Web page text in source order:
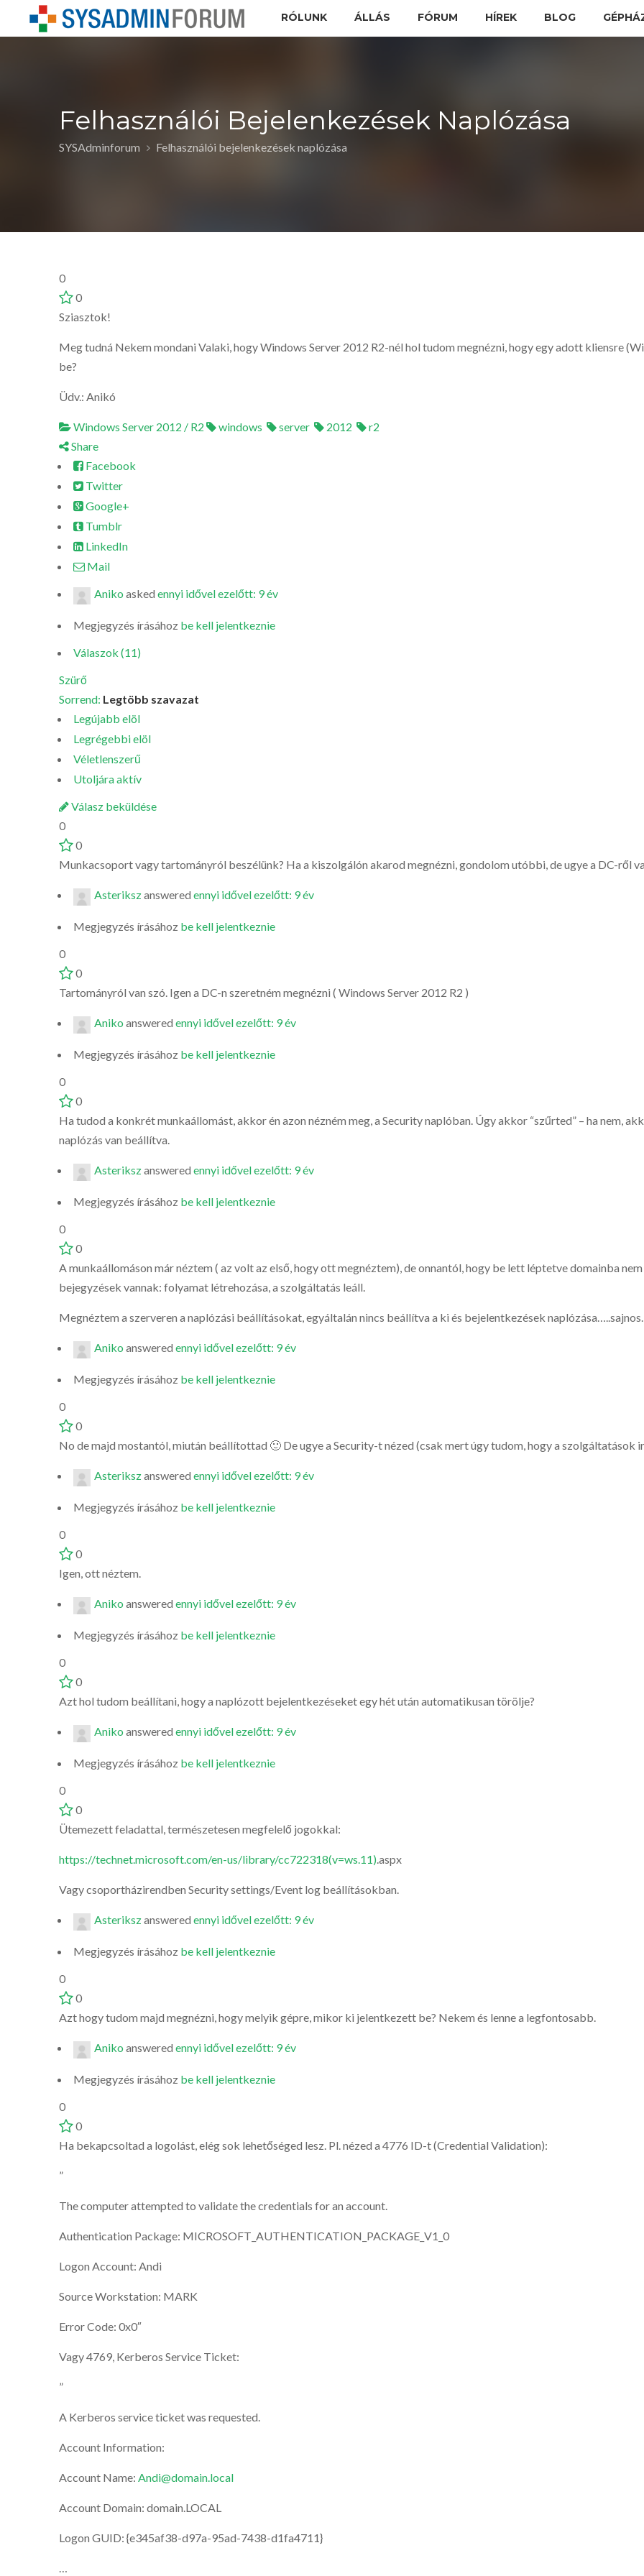
RÓLUNK ÁLLÁS FÓRUM HÍREK BLOG
Felhasználói Bejelenkezések Naplózása
SYSAdminforum Felhasználói bejelenkezések naplózása
0
0
Sziasztok!
Meg tudná Nekem mondani Valaki, hogy Windows Server 2012 R2-nél hol tudom megnézni, hogy egy adott kliensre
be?
Üdv.: Anikó
Windows Server 2012 / R2 windows server 2012
r2
Share
Facebook
Twitter
Google+
Tumblr
LinkedIn
Mail
Aniko asked ennyi idővel ezelőtt: 9 év
Megjegyzés írásához be kell jelentkeznie
Válaszok (11)
Szürő
Sorrend: Legtöbb szavazat
Legújabb elöl
Legrégebbi elöl
Véletlenszerű
Utoljára aktív
Válasz beküldése
0
0
Munkacsoport vagy tartományról beszélünk? Ha a kiszolgálón akarod megnézni, gondolom utóbbi, de ugye a DC-ről
Asterikszanswered ennyi idővel ezelőtt: 9 év
Megjegyzés írásához be kell jelentkeznie
0
0
Tartományról van szó. Igen a DC-n szeretném megnézni ( Windows Server 2012 R2 )
Aniko answered ennyi idővel ezelőtt: 9 év
Megjegyzés írásához be kell jelentkeznie
0
0
Ha tudod a konkrét munkaállomást, akkor én azon nézném meg, a Security naplóban. Úgy akkor “szűrted” – ha nem,
naplózás van beállítva.
Asterikszanswered ennyi idővel ezelőtt: 9 év
Megjegyzés írásához be kell jelentkeznie
0
0
A munkaállomáson már néztem ( az volt az első, hogy ott megnéztem), de onnantól, hogy be lett léptetve domainba
bejegyzések vannak: folyamat létrehozása, a szolgáltatás leáll.
Megnéztem a szerveren a naplózási beállításokat, egyáltalán nincs beállítva a ki és bejelentkezések
Aniko answered ennyi idővel ezelőtt: 9 év
Megjegyzés írásához be kell jelentkeznie
0
0
No de majd mostantól, miután beállítottad 🙂 De ugye a Security-t nézed (csak mert úgy tudom, hogy a szolgáltatások
Asterikszanswered ennyi idővel ezelőtt: 9 év
Megjegyzés írásához be kell jelentkeznie
0
0
Igen, ott néztem.
Aniko answered ennyi idővel ezelőtt: 9 év
Megjegyzés írásához be kell jelentkeznie
0
0
Azt hol tudom beállítani, hogy a naplózott bejelentkezéseket egy hét után automatikusan törölje?
Aniko answered ennyi idővel ezelőtt: 9 év
Megjegyzés írásához be kell jelentkeznie
0
0
Ütemezett feladattal, természetesen megfelelő jogokkal:
https://technet.microsoft.com/en-us/library/cc722318(v=ws.11).aspx
Vagy csoportházirendben Security settings/Event log beállításokban.
Asterikszanswered ennyi idővel ezelőtt: 9 év
Megjegyzés írásához be kell jelentkeznie
0
0
Azt hogy tudom majd megnézni, hogy melyik gépre, mikor ki jelentkezett be? Nekem és lenne a legfontosabb.
Aniko answered ennyi idővel ezelőtt: 9 év
Megjegyzés írásához be kell jelentkeznie
0
0
Ha bekapcsoltad a logolást, elég sok lehetőséged lesz. Pl. nézed a 4776 ID-t (Credential Validation):
”
The computer attempted to validate the credentials for an account.
Authentication Package: MICROSOFT_AUTHENTICATION_PACKAGE_V1_0
Logon Account: Andi
Source Workstation: MARK
Error Code: 0x0″
Vagy 4769, Kerberos Service Ticket:
”
A Kerberos service ticket was requested.
Account Information:
Account Name: Andi@domain.local
Account Domain: domain.LOCAL
Logon GUID: {e345af38-d97a-95ad-7438-d1fa4711}
…